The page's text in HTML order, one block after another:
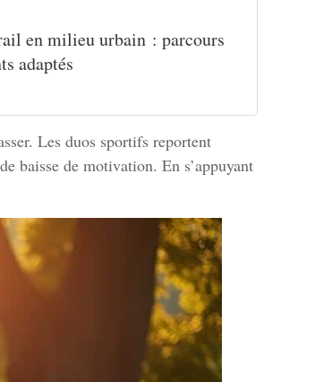
en milieu urbain : parcours
adaptés
Les duos sportifs reportent
baisse de motivation. En s’appuyant